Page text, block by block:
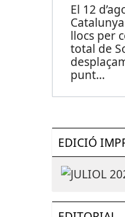
El 12
llocs per
total de
punt...
EDICIÓ